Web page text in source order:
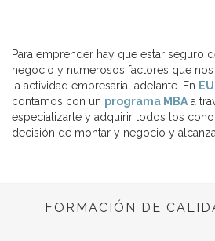
Para emprender hay que estar seguro
negocio y numerosos factores que
la actividad empresarial adelante. En
contamos con un programa MBA a
especializarte y adquirir todos los
decisión de montar y negocio y
FORMACIÓN DE